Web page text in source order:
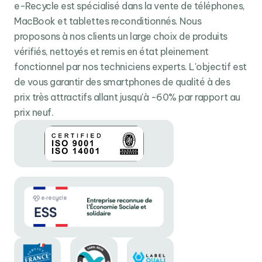
celui de l'iPhone 11 avec un module principal grand-
angle de 12 minutes et un module secondaire ultra
grand-angle permettant de prendre des scènes plus
larges de 10 mégapixels.
Mais ce n'est pas tout, la grande nouveauté sur l'iPad
Pro cette année c'est le scanner lidar un scanner
permettant de en temps réel la distance entre l'iPad et
les objets qui l'entourent, afin d'améliorer
considérablement la réalité augmentée. Vous pouvez
par exemple prévisualiser l'installation d'un canapé
application IKEA prendre des mesures via la caméra de
l'iPad de manière ultra précise.
Taillé comme un ordinateur professionnel
Côté configuration, l'iPad n'a rien à envier aux pc
portables, au contraire, il les surclasse quasiment tous
avec son Processeur A12Z doté de 8 cœurs logiques et
e-Recycle est spécialisé dans la vente de téléphones,
MacBook et tablettes reconditionnés. Nous
proposons à nos clients un large choix de produits
vérifiés, nettoyés et remis en état pleinement
fonctionnel par nos techniciens experts. L'objectif est
de vous garantir des smartphones de qualité à des
prix très attractifs allant jusqu'à -60% par rapport au
prix neuf.